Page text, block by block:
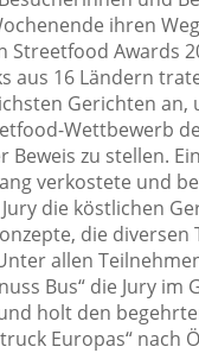
ihren
Streetfood Awards
aus 16 Ländern
Gerichten an,
Wettbewerb
Beweis zu stellen.
verkostete und
die köstlichen
die diversen
allen
Bus“ die Jury im
holt den
Europas“ nach